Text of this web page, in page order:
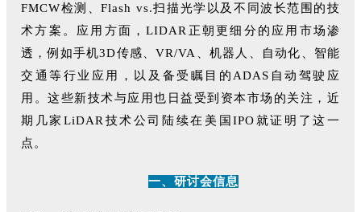
FMCW检测、Flash vs.扫描光学以及不同波长范围的技
术方案。应用方面，LIDAR正朝更细分的应用市场渗
透，例如手机3D传感、VR/VA、机器人、自动化、智能
交通等行业应用，以及备受瞩目的ADAS自动驾驶应
用。这些新技术与应用也日益受到资本市场的关注，近
期几家LiDAR技术公司陆续在美国IPO就证明了这一
点。
一、研讨会信息